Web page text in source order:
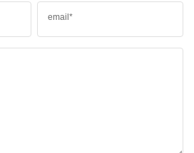
email*